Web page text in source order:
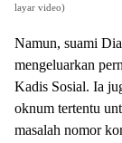
layar video)
Namun, suami
mengeluarkan
Kadis Sosial. Ia
oknum tertentu
masalah nomor